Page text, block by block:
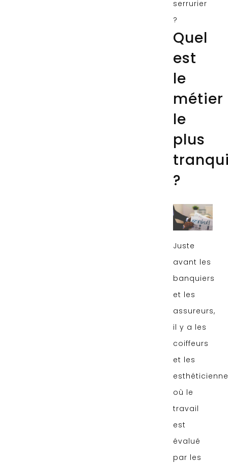
serrurier
?
Quel
est
le
métier
le
plus
?
Juste
avant les
banquiers
et les
assureurs,
il y a les
coiffeurs
et les
où le
travail
est
évalué
par les